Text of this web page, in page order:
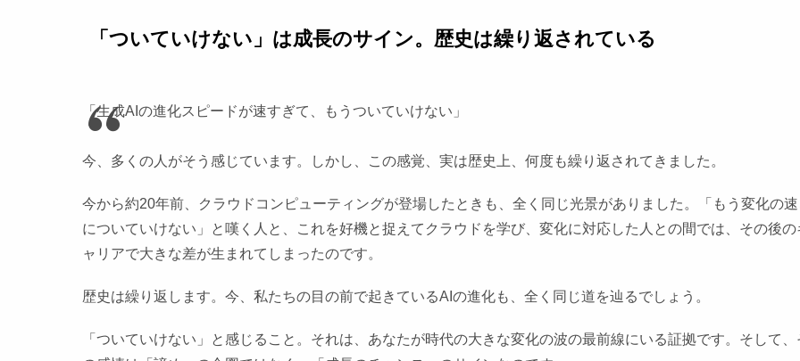
「ついていけない」は成長のサイン。歴史は繰り返されている
「生成AIの進化スピードが速すぎて、もうついていけない」
今、多くの人がそう感じています。しかし、この感覚、実は歴史上、何度も繰り返されてきました。
今から約20年前、クラウドコンピューティングが登場したときも、全く同じ光景がありました。「もう変化の速
についていけない」と嘆く人と、これを好機と捉えてクラウドを学び、変化に対応した人との間では、その後の
ャリアで大きな差が生まれてしまったのです。
歴史は繰り返します。今、私たちの目の前で起きているAIの進化も、全く同じ道を辿るでしょう。
「ついていけない」と感じること。それは、あなたが時代の大きな変化の波の最前線にいる証拠です。そして、